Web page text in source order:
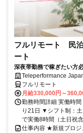
フルリモート 民
ート
深夜帯勤務で稼ぎたい方
Teleperformance
フルリモート
月給330,000円～
勤務時間詳細 実働時
り21日 ▼シフト制：
で実働8時間（土日祝
仕事内容 ★新規プロジ